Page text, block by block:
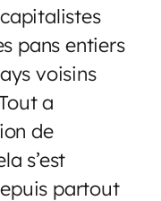
pans entiers
voisins
a
de
s’est
partout